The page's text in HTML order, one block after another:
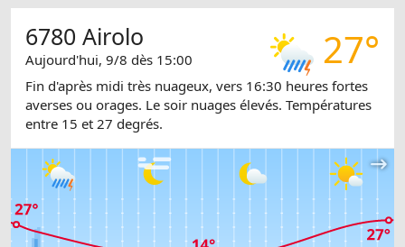
27°
6780 Airolo
Aujourd'hui, 9/8 dès 15:00
Fin d'après midi très nuageux, vers 16:30 heures fortes
averses ou orages. Le soir nuages élevés. Températures
entre 15 et 27 degrés.